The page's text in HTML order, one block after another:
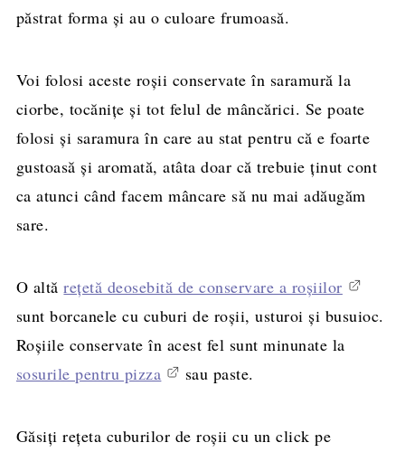
păstrat forma și au o culoare frumoasă.
Voi folosi aceste roșii conservate în saramură la
ciorbe, tocănițe și tot felul de mâncărici. Se poate
folosi și saramura în care au stat pentru că e foarte
gustoasă și aromată, atâta doar că trebuie ținut cont
ca atunci când facem mâncare să nu mai adăugăm
sare.
O altărețetă deosebită de conservare a roșiilor
sunt borcanele cu cuburi de roșii, usturoi și busuioc.
Roșiile conservate în acest fel sunt minunate la
sosurile pentru pizza
sau paste.
Găsiți rețeta cuburilor de roșii cu un click pe